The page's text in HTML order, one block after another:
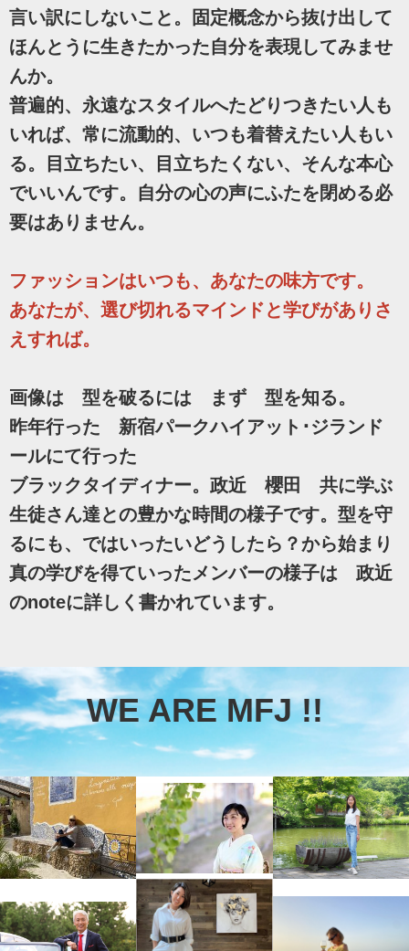
言い訳にしないこと。固定概念から抜け出して
ほんとうに生きたかった自分を表現してみませ
んか。
普遍的、永遠なスタイルへたどりつきたい人も
いれば、常に流動的、いつも着替えたい人もい
る。目立ちたい、目立ちたくない、そんな本心
でいいんです。自分の心の声にふたを閉める必
要はありません。
ファッションはいつも、あなたの味方です。
あなたが、選び切れるマインドと学びがありさ
えすれば。
画像は 型を破るには まず 型を知る。
昨年行った 新宿パークハイアット･ジランド
ールにて行った
ブラックタイディナー。政近 櫻田 共に学ぶ
生徒さん達との豊かな時間の様子です。型を守
るにも、ではいったいどうしたら？から始まり
真の学びを得ていったメンバーの様子は 政近
のnoteに詳しく書かれています。
WE ARE MFJ !!